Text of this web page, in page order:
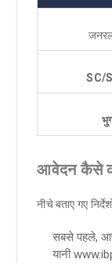
SC/
आवेदन कैसे
नीचे बताए गए
सबसे पहले,
यानी